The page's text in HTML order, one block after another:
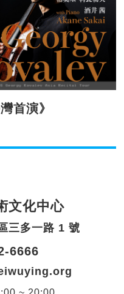
首演》
文化中心
三多一路 1 號
6666